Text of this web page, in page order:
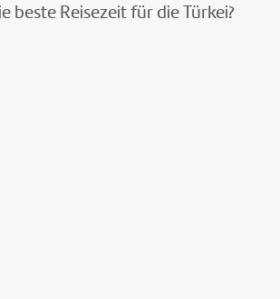
beste Reisezeit für die Türkei?